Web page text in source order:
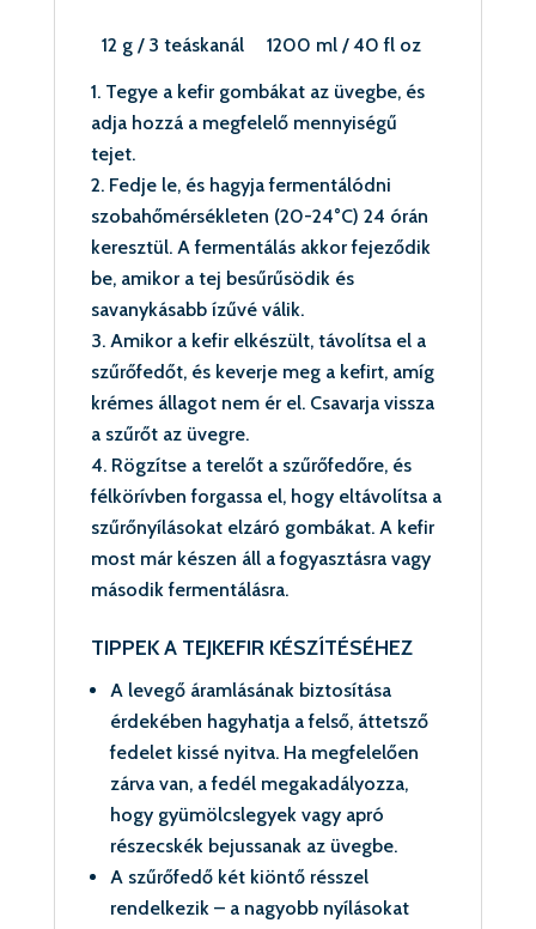
12 g / 3 teáskanál 1200 ml / 40 fl oz
Tegye a kefir gombákat az üvegbe, és
adja hozzá a megfelelő mennyiségű
tejet.
Fedje le, és hagyja fermentálódni
szobahőmérsékleten (20-24°C) 24 órán
keresztül. A fermentálás akkor fejeződik
be, amikor a tej besűrűsödik és
savanykásabb ízűvé válik.
Amikor a kefir elkészült, távolítsa el a
szűrőfedőt, és keverje meg a kefirt, amíg
krémes állagot nem ér el. Csavarja vissza
a szűrőt az üvegre.
Rögzítse a terelőt a szűrőfedőre, és
félkörívben forgassa el, hogy eltávolítsa a
szűrőnyílásokat elzáró gombákat. A kefir
most már készen áll a fogyasztásra vagy
második fermentálásra.
TIPPEK A TEJKEFIR KÉSZÍTÉSÉHEZ
A levegő áramlásának biztosítása
érdekében hagyhatja a felső, áttetsző
fedelet kissé nyitva. Ha megfelelően
zárva van, a fedél megakadályozza,
hogy gyümölcslegyek vagy apró
részecskék bejussanak az üvegbe.
A szűrőfedő két kiöntő résszel
rendelkezik – a nagyobb nyílásokat